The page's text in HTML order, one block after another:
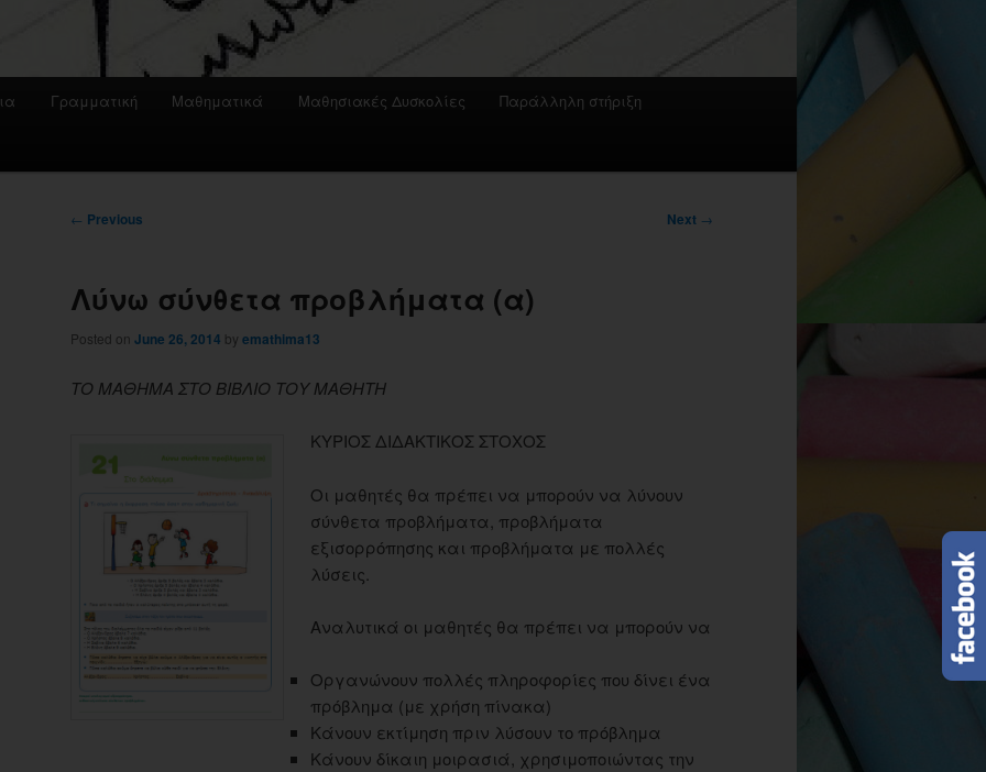
Γραμματική Μαθηματικά Μαθησιακές Δυσκολίες Παράλληλη στήριξη
Post
← Previous Next →
Λύνω σύνθετα προβλήματα (α)
Posted on June 26, 2014 by emathima13
ΤΟ ΜΑΘΗΜΑ ΣΤΟ ΒΙΒΛΙΟ ΤΟΥ ΜΑΘΗΤΗ
ΚΥΡΙΟΣ ΔΙΔΑΚΤΙΚΟΣ ΣΤΟΧΟΣ
Οι μαθητές θα πρέπει να μπορούν να λύνουν
σύνθετα προβλήματα, προβλήματα
εξισορρόπησης και προβλήματα με πολλές
λύσεις.
Αναλυτικά οι μαθητές θα πρέπει να μπορούν να
Οργανώνουν πολλές πληροφορίες που δίνει ένα
πρόβλημα (με χρήση πίνακα)
Κάνουν εκτίμηση πριν λύσουν το πρόβλημα
Κάνουν δίκαιη μοιρασιά, χρησιμοποιώντας την